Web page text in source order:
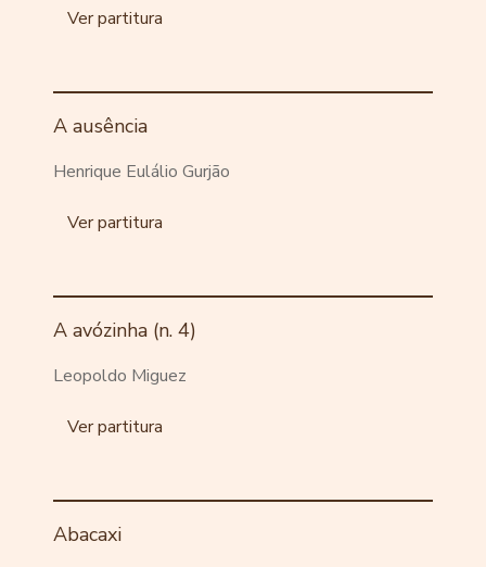
Ver partitura
A ausência
Henrique Eulálio Gurjão
Ver partitura
A avózinha (n. 4)
Leopoldo Miguez
Ver partitura
Abacaxi